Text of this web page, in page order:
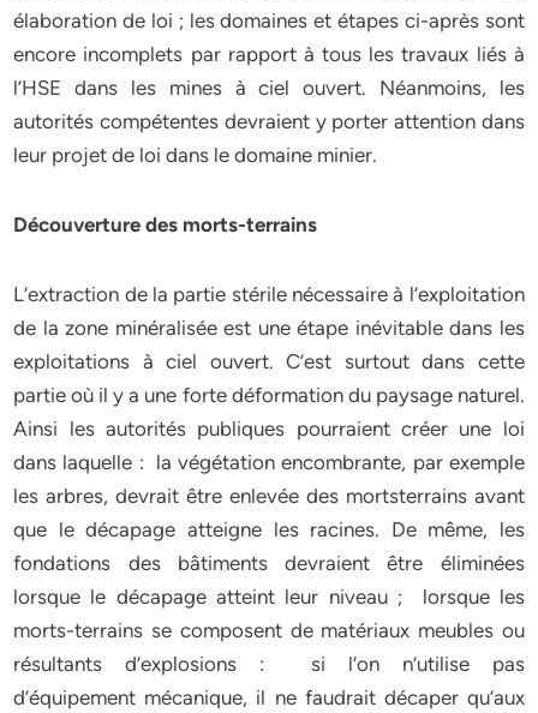
élaboration de loi ; les domaines et étapes ci-après sont
encore incomplets par rapport à tous les travaux liés à
l’HSE dans les mines à ciel ouvert. Néanmoins, les
autorités compétentes devraient y porter attention dans
leur projet de loi dans le domaine minier.
Découverture des morts-terrains
L’extraction de la partie stérile nécessaire à l’exploitation
de la zone minéralisée est une étape inévitable dans les
exploitations à ciel ouvert. C’est surtout dans cette
partie où il y a une forte déformation du paysage naturel.
Ainsi les autorités publiques pourraient créer une loi
dans laquelle : la végétation encombrante, par exemple
les arbres, devrait être enlevée des mortsterrains avant
que le décapage atteigne les racines. De même, les
fondations des bâtiments devraient être éliminées
lorsque le décapage atteint leur niveau ; lorsque les
morts-terrains se composent de matériaux meubles ou
résultants d’explosions : si l’on n’utilise pas
d’équipement mécanique, il ne faudrait décaper qu’aux